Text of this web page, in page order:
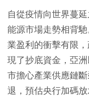
自從疫情向世界蔓
能源市場走勢相背
業盈利的衝擊有限
現了抄底資金，亞
市擔心產業供應鏈
退，預估央行加碼放